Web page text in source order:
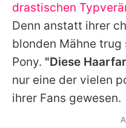
drastischen
Denn anstatt ihrer
blonden Mähne trug
Pony. "Diese
nur eine der vielen
ihrer Fans gewesen.